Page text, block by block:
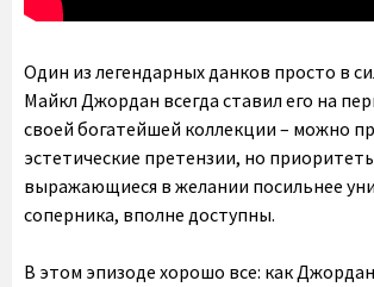
Один из легендарных данков просто в
Майкл Джордан всегда ставил его на
своей богатейшей коллекции – можно
эстетические претензии, но
выражающиеся в желании посильнее
соперника, вполне доступны.
В этом эпизоде хорошо все: как